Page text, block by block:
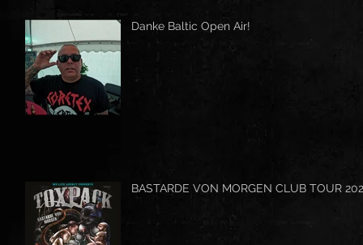
Danke Baltic Open Air!
BASTARDE VON MORGEN CLUB TOUR